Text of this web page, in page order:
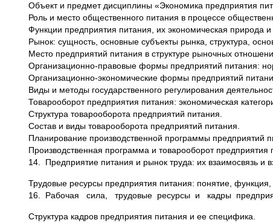
Объект и предмет дисциплины «Экономика предприятия
Роль и место общественного питания в процессе
Функции предприятия питания, их экономическая природа и
Рынок: сущность, основные субъекты рынка, структура,
Место предприятий питания в структуре рыночных
Организационно-правовые формы предприятий питания:
Организационно-экономические формы предприятий
Виды и методы государственного регулирования
Товарооборот предприятия питания: экономическая
Структура товарооборота предприятий питания.
Состав и виды товарооборота предприятий питания.
Планирование производственной программы предприятий
Производственная программа и товарооборот
14. Предприятие питания и рынок труда: их взаимосвязь и
Трудовые ресурсы предприятия питания: понятие, функция,
16. Рабочая сила, трудовые ресурсы и кадры
Структура кадров предприятия питания и ее специфика.